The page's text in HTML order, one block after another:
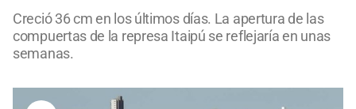
Creció 36 cm en los últimos días. La apertura de las
compuertas de la represa Itaipú se reflejaría en unas
semanas.